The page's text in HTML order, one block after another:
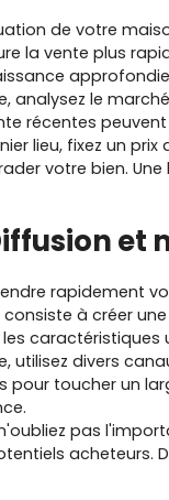
de votre
la vente plus
analysez le
récentes
lieu, fixez un
votre bien.
et
rapidement
à créer
caractéristiques
utilisez divers
pour toucher un
pas
acheteurs.